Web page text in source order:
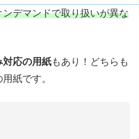
デマンドで取り扱いが異な
対応の用紙もあり！どちらも
紙です。